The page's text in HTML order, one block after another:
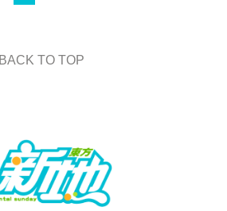
BACK TO TOP